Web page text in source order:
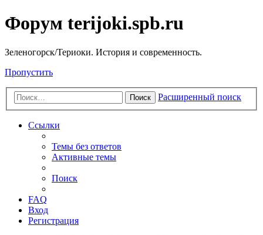
Форум terijoki.spb.ru
Зеленогорск/Териоки. История и современность.
Пропустить
Поиск Расширенный поиск
Ссылки
Темы без ответов
Активные темы
Поиск
FAQ
Вход
Регистрация